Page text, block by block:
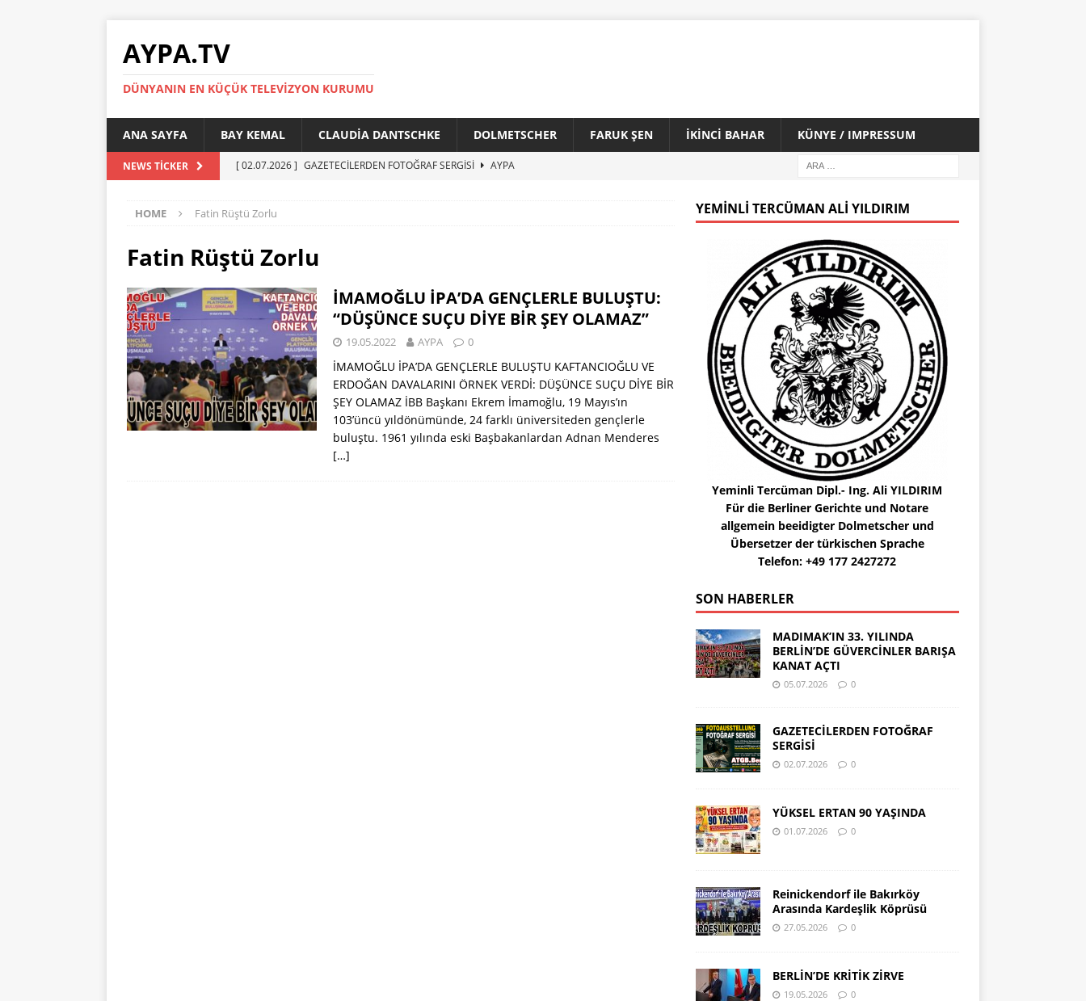
AYPA.TV
DÜNYANIN EN KÜÇÜK TELEVIZYON KURUMU
ANA SAYFA BAY KEMAL CLAUDIA DANTSCHKE DOLMETSCHER FARUK ŞEN İKİNCİ BAHAR KÜNYE / IMPRESSUM
NEWS TICKER [ 02.07.2026 ] GAZETECİLERDEN FOTOĞRAF SERGİSİ
AYPA
[ 27.05.2026 ]
[ 19.05.2026 ]
AYPA
HOME Fatin Rüştü Zorlu
Fatin Rüştü Zorlu
İMAMOĞLU İPA’DA GENÇLERLE BULUŞTU:
“DÜŞÜNCE SUÇU DİYE BİR ŞEY OLAMAZ”
19.05.2022 AYPA 0
İMAMOĞLU İPA’DA GENÇLERLE BULUŞTU KAFTANCIOĞLU VE
ERDOĞAN DAVALARINI ÖRNEK VERDİ: DÜŞÜNCE SUÇU DİYE BİR
ŞEY OLAMAZ İBB Başkanı Ekrem İmamoğlu, 19 Mayıs’ın
103’üncü yıldönümünde, 24 farklı üniversiteden gençlerle
buluştu. 1961 yılında eski Başbakanlardan Adnan Menderes
[…]
YEMINLI TERCÜMAN ALI YILDIRIM
Yeminli Tercüman Dipl.- Ing. Ali YILDIRIM
Für die Berliner Gerichte und Notare
allgemein beeidigter Dolmetscher und
Übersetzer der türkischen Sprache
Telefon: +49 177 2427272
SON HABERLER
MADIMAK’IN 33. YILINDA
BERLİN’DE GÜVERCİNLER BARIŞA
KANAT AÇTI
05.07.2026 0
GAZETECİLERDEN FOTOĞRAF
SERGİSİ
02.07.2026 0
YÜKSEL ERTAN 90 YAŞINDA
01.07.2026 0
Reinickendorf ile Bakırköy
Arasında Kardeşlik Köprüsü
27.05.2026 0
BERLİN’DE KRİTİK ZİRVE
19.05.2026 0